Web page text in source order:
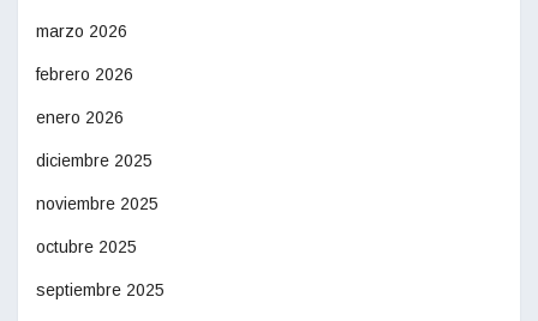
marzo 2026
febrero 2026
enero 2026
diciembre 2025
noviembre 2025
octubre 2025
septiembre 2025